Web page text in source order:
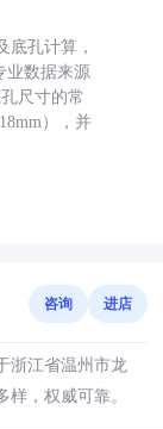
底孔计算，
业数据来源
尺寸的常
），并
咨询 进店
浙江省温州市龙
，权威可靠。